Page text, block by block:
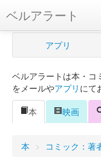
ベルアラート
ベルアラートとは
新規登録
ログイン
アプリ
ベルアラートは本・コ
をメールやアプリ にて
本
映画
本 > コミック：著